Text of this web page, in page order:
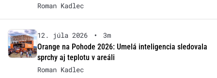
Roman Kadlec
12. júla 2026 •
3m
Orange na Pohode 2026: Umelá inteligencia sledovala
sprchy aj teplotu v areáli
Roman Kadlec